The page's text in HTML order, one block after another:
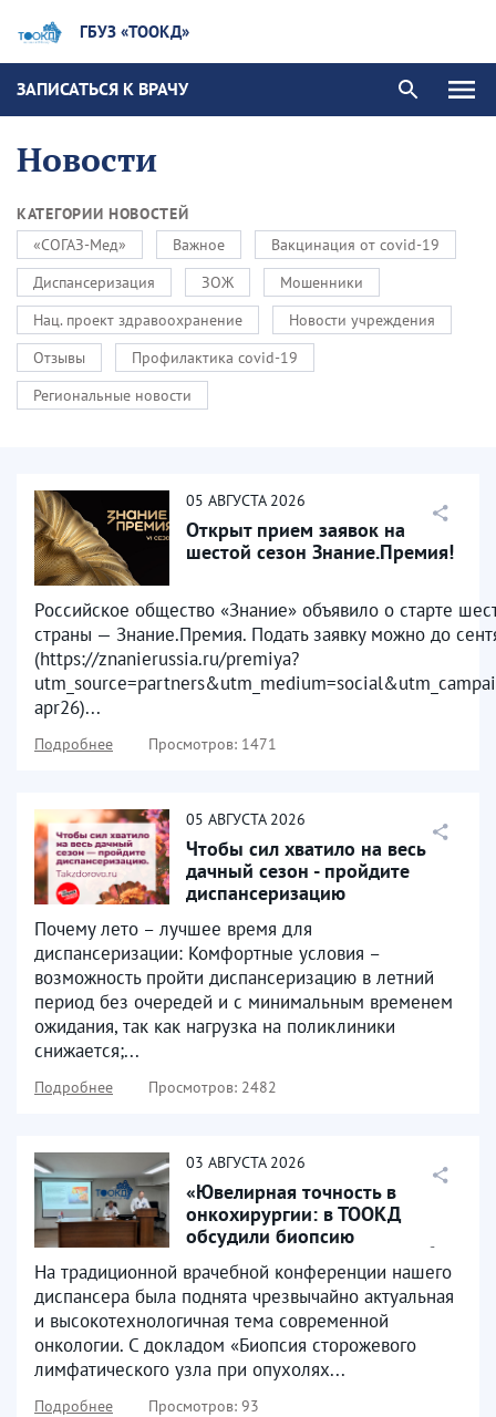
ГБУЗ «ТООКД»
ЗАПИСАТЬСЯ К ВРАЧУ
Новости
КАТЕГОРИИ НОВОСТЕЙ
«СОГАЗ-Мед»
Важное
Вакцинация от covid-19
Диспансеризация
ЗОЖ
Мошенники
Нац. проект здравоохранение
Новости учреждения
Отзывы
Профилактика covid-19
Региональные новости
05 АВГУСТА 2026
Открыт прием заявок на
шестой сезон Знание.Премия!
Российское общество «Знание» объявило о старте
страны — Знание.Премия. Подать заявку можно до
(https://znanierussia.ru/premiya?
apr26)...
Подробнее Просмотров: 1471
05 АВГУСТА 2026
Чтобы сил хватило на весь
дачный сезон - пройдите
диспансеризацию
Почему лето – лучшее время для
диспансеризации: Комфортные условия –
возможность пройти диспансеризацию в летний
период без очередей и с минимальным временем
ожидания, так как нагрузка на поликлиники
снижается;...
Подробнее Просмотров: 2482
03 АВГУСТА 2026
«Ювелирная точность в
онкохирургии: в ТООКД
обсудили биопсию
сторожевых лимфоузлов» 🩺✨
На традиционной врачебной конференции нашего
диспансера была поднята чрезвычайно актуальная
и высокотехнологичная тема современной
онкологии. С докладом «Биопсия сторожевого
лимфатического узла при опухолях...
Подробнее Просмотров: 93